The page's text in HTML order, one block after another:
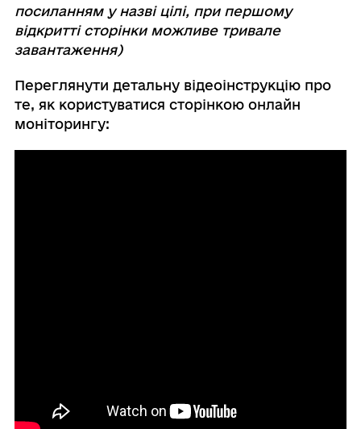
посиланням у назві цілі, при першому
відкритті сторінки можливе тривале
завантаження)
Переглянути детальну відеоінструкцію про
те, як користуватися сторінкою онлайн
моніторингу: